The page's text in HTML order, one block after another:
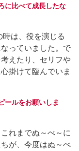
に比べて成長したな
は、役を演じる
っていました。で
えたり、セリフや
掛けて臨んでいま
ールをお願いしま
れまでぬ～べ～に
が、今度はぬ～べ